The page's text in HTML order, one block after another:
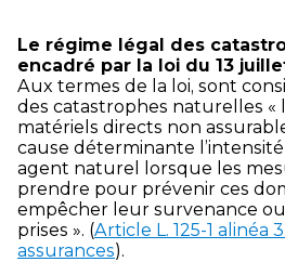
Le régime légal des
encadré par la loi du 13
Aux termes de la loi, sont
des catastrophes naturelles «
matériels directs non
cause déterminante
agent naturel lorsque les
prendre pour prévenir ces
empêcher leur survenance
prises ». (Article L. 125-1 alinéa
assurances).